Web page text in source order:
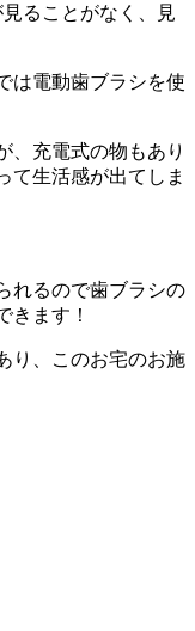
ることがなく、見
は電動歯ブラシを使
、充電式の物もあり
て生活感が出てしま
れるので歯ブラシの
きます！
り、このお宅のお施